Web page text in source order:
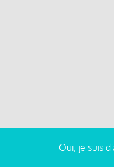
Mentions légales et condition
Oui, je suis